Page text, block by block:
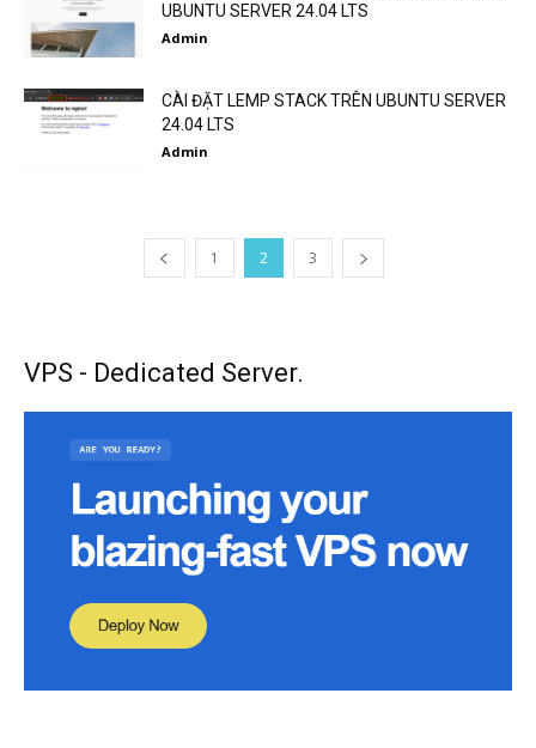
UBUNTU SERVER 24.04 LTS
Admin
CÀI ĐẶT LEMP STACK TRÊN UBUNTU SERVER
24.04 LTS
Admin
1 2 3
VPS - Dedicated Server.